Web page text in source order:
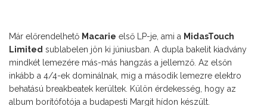
Már előrendelhető Macarie első LP-je, ami a MidasTouch
Limited sublabelen jön ki júniusban. A dupla bakelit kiadvány
mindkét lemezére más-más hangzás a jellemző. Az elsőn
inkább a 4/4-ek dominálnak, mig a második lemezre elektro
behatású breakbeatek kerültek. Külön érdekesség, hogy az
album borítófotója a budapesti Margit hídon készült.